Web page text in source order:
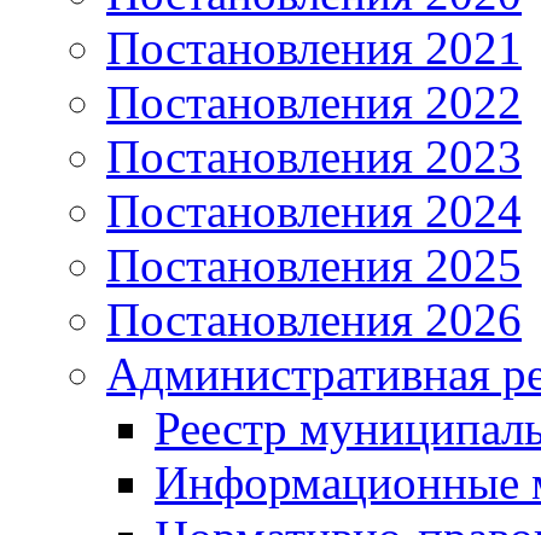
Постановления 2021
Постановления 2022
Постановления 2023
Постановления 2024
Постановления 2025
Постановления 2026
Административная
Реестр
Информационные